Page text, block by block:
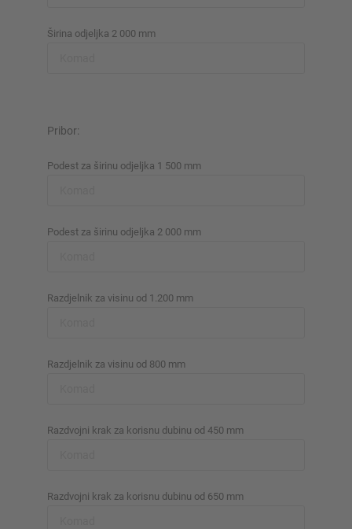
Širina odjeljka 2 000 mm
Pribor:
Podest za širinu odjeljka 1 500 mm
Podest za širinu odjeljka 2 000 mm
Razdjelnik za visinu od 1.200 mm
Razdjelnik za visinu od 800 mm
Razdvojni krak za korisnu dubinu od 450 mm
Razdvojni krak za korisnu dubinu od 650 mm